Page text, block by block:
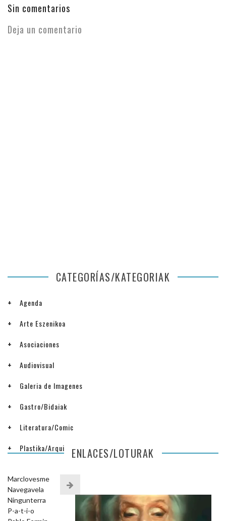
Sin comentarios
Deja un comentario
CATEGORÍAS/KATEGORIAK
Agenda
Arte Eszenikoa
Asociaciones
Audiovisual
Galeria de Imagenes
Gastro/Bidaiak
Literatura/Comic
Plastika/ArquitecturaENLACES/LOTURAK
Marclovesme
Navegavela
Ningunterra
P-a-t-i-o